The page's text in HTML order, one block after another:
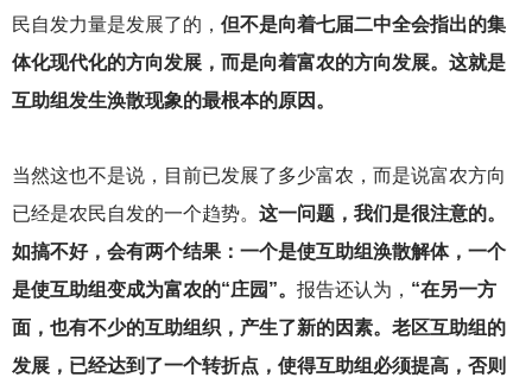
民自发力量是发展了的， 但不是向着七届二中全会指出的集
体化现代化的方向发展，而是向着富农的方向发展。这就是
互助组发生涣散现象的最根本的原因。
当然这也不是说，目前已发展了多少富农，而是说富农方向
已经是农民自发的一个趋势。 这一问题，我们是很注意的。
如搞不好，会有两个结果：一个是使互助组涣散解体，一个
是使互助组变成为富农的“庄园”。 报告还认为， “在另一方
面，也有不少的互助组织，产生了新的因素。老区互助组的
发展，已经达到了一个转折点，使得互助组必须提高，否则